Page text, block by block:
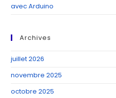
avec Arduino
Archives
juillet 2026
novembre 2025
octobre 2025